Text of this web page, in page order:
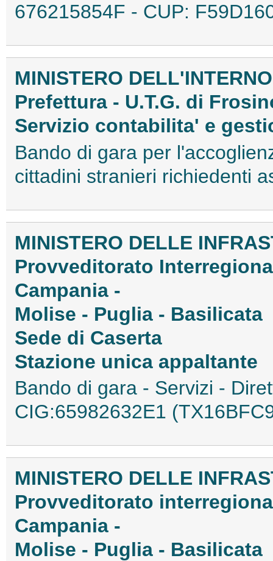
676215854F - CUP:
MINISTERO DELL'INTERNO
Prefettura - U.T.G. di
Servizio contabilita' e
Bando di gara per
cittadini stranieri richiedenti
MINISTERO DELLE
Provveditorato
Campania -
Molise - Puglia - Basilicata
Sede di Caserta
Stazione unica appaltante
Bando di gara - Servizi -
CIG:65982632E1
MINISTERO DELLE
Provveditorato
Campania -
Molise - Puglia - Basilicata